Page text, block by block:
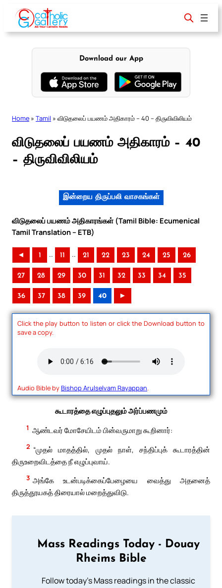
content
Download our App
Home » Tamil » விடுதலைப் பயணம் அதிகாரம் – 40 – திருவிவிலியம்
விடுதலைப் பயணம் அதிகாரம் – 40
– திருவிவிலியம்
இன்றைய திருப்பலி வாசகங்கள்
விடுதலைப் பயணம் அதிகாரங்கள் (Tamil Bible: Ecumenical
Tamil Translation – ETB)
◄ 1 .. 11 .. 21 22 23 24 25 26
27 28 29 30 31 32 33 34 35
36 37 38 39 40 ►
Click the play button to listen or click the Download button to
save a copy.
Audio Bible byBishop Arulselvam Rayappan.
கூடாரத்தை எழுப்புதலும் அர்ப்பணமும்
1 ஆண்டவர் மோசேயிடம் பின்வருமாறு கூறினார்:
2 “முதல் மாதத்தில், முதல் நாள், சந்திப்புக் கூடாரத்தின்
திருஉறைவிடத்தை நீ எழுப்புவாய்.
3 அங்கே உடன்படிக்கைப்பேழையை வைத்து அதனைத்
திருத்தூயகத் திரையால் மறைத்துவிடு.
Mass Readings Today - Douay
Rheims Bible
Follow today's Mass readings in the classic